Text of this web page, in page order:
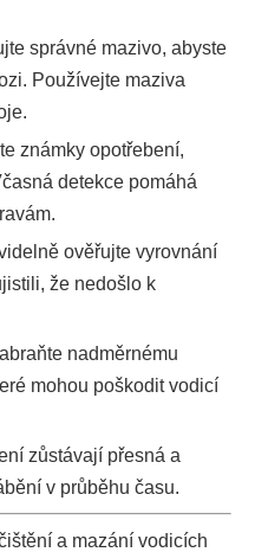
správné mazivo, abyste
Používejte maziva
známky opotřebení,
detekce pomáhá
ověřujte vyrovnání
že nedošlo k
nadměrnému
mohou poškodit vodicí
zůstávají přesná a
v průběhu času.
a mazání vodicích